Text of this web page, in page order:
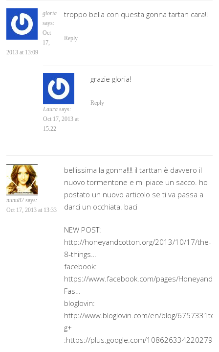
gloria
says:
Oct
17,
2013 at 13:09
troppo bella con questa gonna tartan cara!!
Reply
Laura says:
Oct 17, 2013 at
15:22
grazie gloria!
Reply
nunu87 says:
Oct 17, 2013 at 13:33
bellissima la gonna!!!! il tarttan è davvero il
nuovo tormentone e mi piace un sacco. ho
postato un nuovo articolo se ti va passa a
darci un occhiata. baci
NEW POST:
http://honeyandcotton.org/2013/10/17/the-
8-things…
facebook:
https://www.facebook.com/pages/
Fas…
bloglovin:
http://www.bloglovin.com/en/blog/6757331te
g+
:https://plus.google.com/